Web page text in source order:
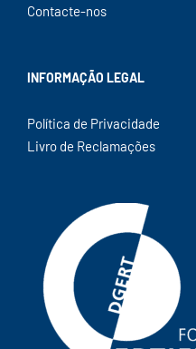
Contacte-nos
INFORMAÇÃO LEGAL
Política de Privacidade
Livro de Reclamações